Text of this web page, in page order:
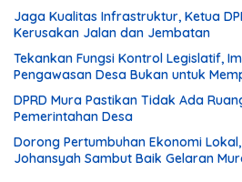
Jaga Kualitas Infrastruktur, Ketua
Kerusakan Jalan dan Jembatan
Tekankan Fungsi Kontrol Legislatif,
Pengawasan Desa Bukan untuk
DPRD Mura Pastikan Tidak Ada
Pemerintahan Desa
Dorong Pertumbuhan Ekonomi
Johansyah Sambut Baik Gelaran